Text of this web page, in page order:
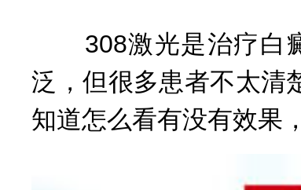
308激光是治疗白癜
泛，但很多患者不太清
知道怎么看有没有效果